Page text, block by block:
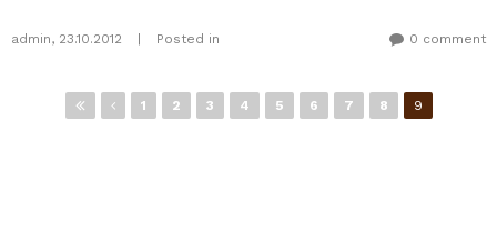
admin, 23.10.2012 Posted in 0 comment
Pages 1 2 3 4 5 6 7 8 9